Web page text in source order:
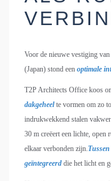
Voor de nieuwe vestiging
(Japan) stond een optimale
T2P Architects Office koos
dakgeheelte vormen om zo
indrukwekkend stalen
30 m creëert een lichte,
elkaar verbonden zijn.
geïntegreerd die het licht en